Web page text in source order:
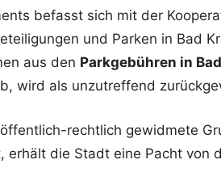
befasst sich mit der
und Parken in Bad
aus den Parkgebühren in
wird als unzutreffend
rechtlich gewidmete
die Stadt eine Pacht von